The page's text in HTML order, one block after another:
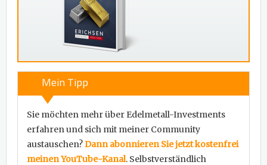
Mein Tipp
Sie möchten mehr über Edelmetall-Investments
erfahren und sich mit meiner Community
austauschen?Dann abonnieren Sie jetzt kostenfrei
meinen YouTube-Kanal. Selbstverständlich